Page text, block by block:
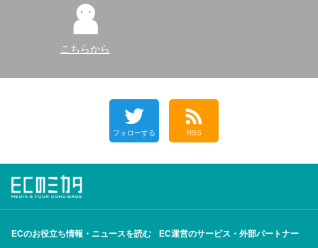
こちらから
フォローする RSS
ECのお役立ち情報・ニュースを読む
EC運営のサービス・外部パートナー